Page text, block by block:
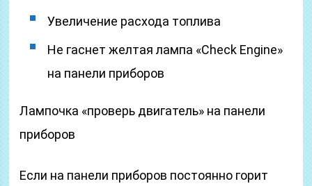
Увеличение расхода топлива
Не гаснет желтая лампа «Check Engine»
на панели приборов
Лампочка «проверь двигатель» на панели
приборов
Если на панели приборов постоянно горит